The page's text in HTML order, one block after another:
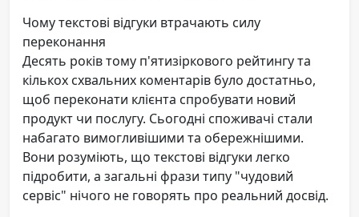
Чому текстові відгуки втрачають силу
переконання
Десять років тому п'ятизіркового рейтингу та
кількох схвальних коментарів було достатньо,
щоб переконати клієнта спробувати новий
продукт чи послугу. Сьогодні споживачі стали
набагато вимогливішими та обережнішими.
Вони розуміють, що текстові відгуки легко
підробити, а загальні фрази типу "чудовий
сервіс" нічого не говорять про реальний досвід.